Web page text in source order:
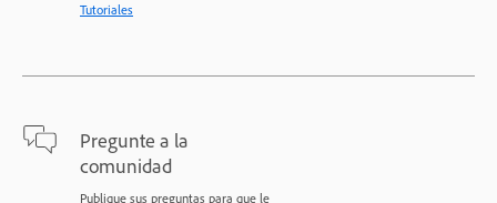
Tutoriales
Pregunte a la
comunidad
Publique sus preguntas para que le